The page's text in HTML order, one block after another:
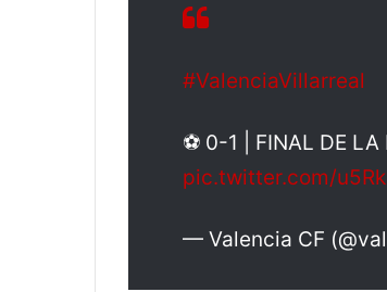
#ValenciaVillarreal
⚽ 0-1 | FINAL DE LA
pic.twitter.com/
— Valencia CF